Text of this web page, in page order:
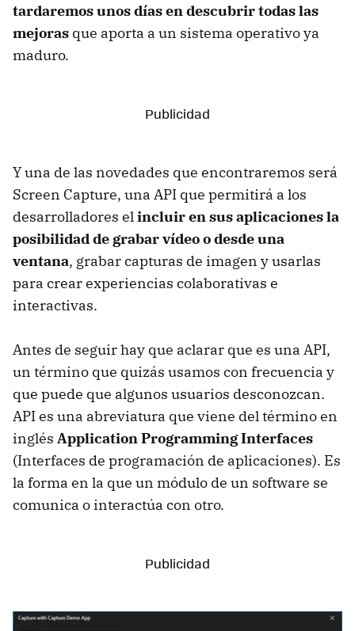
tardaremos unos días en descubrir todas las
mejoras que aporta a un sistema operativo ya
maduro.
Y una de las novedades que encontraremos será
Screen Capture, una API que permitirá a los
desarrolladores elincluir en sus aplicaciones la
posibilidad de grabar vídeo o desde una
ventana, grabar capturas de imagen y usarlas
para crear experiencias colaborativas e
interactivas.
Antes de seguir hay que aclarar que es una API,
un término que quizás usamos con frecuencia y
que puede que algunos usuarios desconozcan.
API es una abreviatura que viene del término en
inglés Application Programming Interfaces
(Interfaces de programación de aplicaciones). Es
la forma en la que un módulo de un software se
comunica o interactúa con otro.